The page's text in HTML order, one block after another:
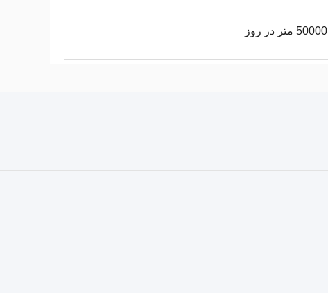
50000 متر در روز